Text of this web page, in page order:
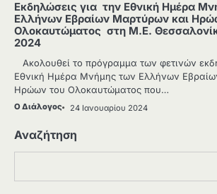
Εκδηλώσεις για την Εθνική Ημέρα
Ελλήνων Εβραίων Μαρτύρων και
Ολοκαυτώματος στη Μ.Ε.
2024
Ακολουθεί το πρόγραμμα των φετινών
Εθνική Ημέρα Μνήμης των Ελλήνων
Ηρώων του Ολοκαυτώματος που…
Ο Διάλογος 24 Ιανουαρίου 2024
Αναζήτηση